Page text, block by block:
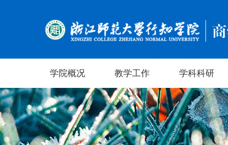
学院概况 教学工作 学科科研